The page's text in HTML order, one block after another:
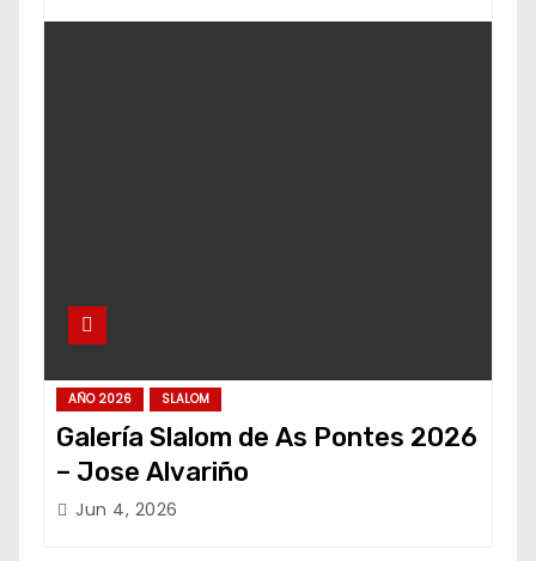
AÑO 2026 SLALOM
Galería Slalom de As Pontes 2026
– Jose Alvariño
Jun 4, 2026